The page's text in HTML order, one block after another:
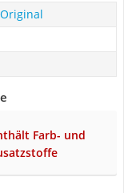
Farb- und